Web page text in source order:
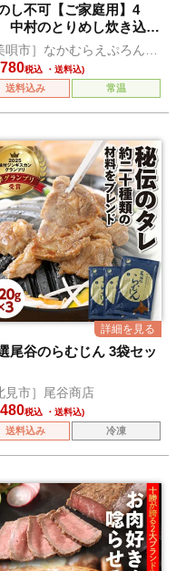
し不可【ご家庭用】4
村のとりめし炊き込み
ト
唄市］なかむらえぷろん倶
税込
送料込み 常温
尾谷のらむじん 3袋セッ
見市］尾谷商店
税込
送料込み 冷凍